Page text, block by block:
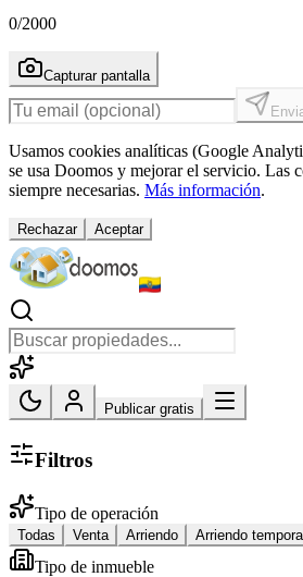
0/2000
Capturar pantalla
Usamos cookies analíticas (Google
se usa Doomos y mejorar el servicio. Las
siempre necesarias. Más información.
Rechazar Aceptar
Publicar gratis
Filtros
Tipo de operación
Todas Venta Arriendo Arriendo temporal
Tipo de inmueble